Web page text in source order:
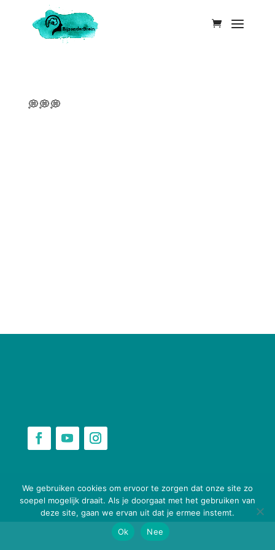
…en dat doen we deels toch echt zelf. 💭 “Je best doen.” 💭 “Gewoon even doorzetten.” 💭 “Je volle 100% geven.” Zinnen die we allemaal weleens gehoord hebben. En als je autistisch bent, is de kans groot dat je ze tot in het extreme hebt geïnternaliseerd. Hard...
We gebruiken cookies om ervoor te zorgen dat onze site zo
soepel mogelijk draait. Als je doorgaat met het gebruiken van
deze site, gaan we ervan uit dat je ermee instemt.
Ok
Nee